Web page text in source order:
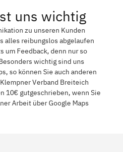
uns wichtig
zu unseren Kunden
alles reibungslos abgelaufen
um Feedback, denn nur so
wichtig sind uns
so können Sie auch anderen
Verband Breiteich
10€ gutgeschrieben, wenn Sie
Arbeit über Google Maps